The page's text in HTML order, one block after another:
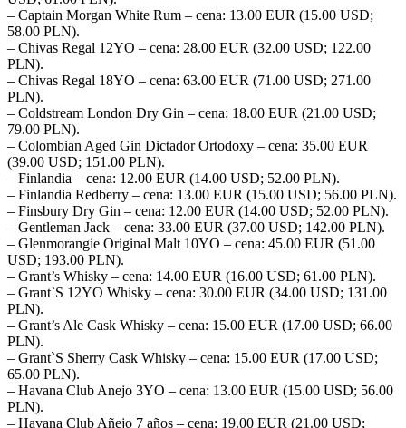
– Captain Morgan White Rum – cena: 13.00 EUR (15.00 USD;
58.00 PLN).
– Chivas Regal 12YO – cena: 28.00 EUR (32.00 USD; 122.00
PLN).
– Chivas Regal 18YO – cena: 63.00 EUR (71.00 USD; 271.00
PLN).
– Coldstream London Dry Gin – cena: 18.00 EUR (21.00 USD;
79.00 PLN).
– Colombian Aged Gin Dictador Ortodoxy – cena: 35.00 EUR
(39.00 USD; 151.00 PLN).
– Finlandia – cena: 12.00 EUR (14.00 USD; 52.00 PLN).
– Finlandia Redberry – cena: 13.00 EUR (15.00 USD; 56.00 PLN).
– Finsbury Dry Gin – cena: 12.00 EUR (14.00 USD; 52.00 PLN).
– Gentleman Jack – cena: 33.00 EUR (37.00 USD; 142.00 PLN).
– Glenmorangie Original Malt 10YO – cena: 45.00 EUR (51.00
USD; 193.00 PLN).
– Grant’s Whisky – cena: 14.00 EUR (16.00 USD; 61.00 PLN).
– Grant`S 12YO Whisky – cena: 30.00 EUR (34.00 USD; 131.00
PLN).
– Grant’s Ale Cask Whisky – cena: 15.00 EUR (17.00 USD; 66.00
PLN).
– Grant`S Sherry Cask Whisky – cena: 15.00 EUR (17.00 USD;
65.00 PLN).
– Havana Club Anejo 3YO – cena: 13.00 EUR (15.00 USD; 56.00
PLN).
– Havana Club Añejo 7 años – cena: 19.00 EUR (21.00 USD;